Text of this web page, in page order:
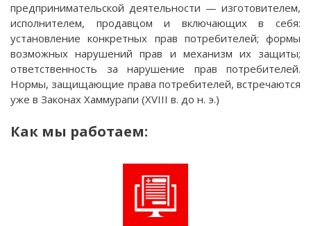
предпринимательской деятельности — изготовителем,
исполнителем, продавцом и включающих в себя:
установление конкретных прав потребителей; формы
возможных нарушений прав и механизм их защиты;
ответственность за нарушение прав потребителей.
Нормы, защищающие права потребителей, встречаются
уже в Законах Хаммурапи (XVIII в. до н. э.)
Как мы работаем: